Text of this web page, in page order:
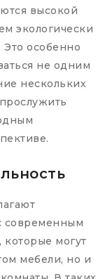
высокой
экологически
Это особенно
не одним
нескольких
современным
могут
мебели, но и